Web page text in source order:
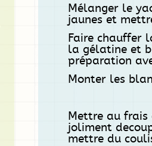
Mélanger le
jaunes et
Faire chauffer
la gélatine et
préparation
Monter les
Mettre au frais
joliment
mettre du